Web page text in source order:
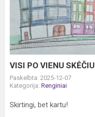
VIENU
SKĖČIU
VISI PO VIENU SKĖČIU
Paskelbta: 2025-12-07
Kategorija: Renginiai
Skirtingi, bet kartu!